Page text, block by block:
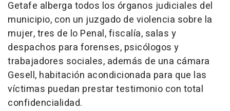
Getafe alberga todos los órganos judiciales del
municipio, con un juzgado de violencia sobre la
mujer, tres de lo Penal, fiscalía, salas y
despachos para forenses, psicólogos y
trabajadores sociales, además de una cámara
Gesell, habitación acondicionada para que las
víctimas puedan prestar testimonio con total
confidencialidad.